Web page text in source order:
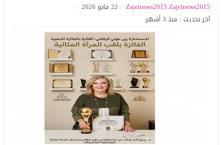
Zajelnews2015 Zajelnews2015
22 مايو 2026
آخر تحديث : منذ 3 أشهر